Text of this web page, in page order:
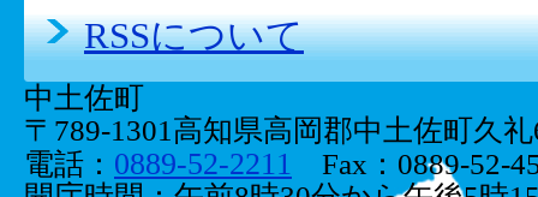
RSSについて
中土佐町
〒789-1301高知県高岡郡中土佐町久礼
電話： 0889-52-2211 Fax：0889-52-